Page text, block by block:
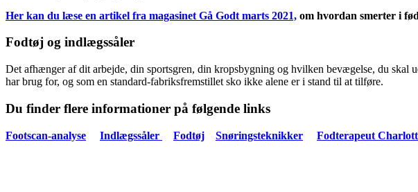
Her kan du læse en artikel fra magasinet Gå Godt marts 2021, om hvordan smerter i
Fodtøj og indlægssåler
Det afhænger af dit arbejde, din sportsgren, din kropsbygning og hvilken bevægelse, du skal
har brug for, og som en standard-fabriksfremstillet sko ikke alene er i stand til at tilføre.
Du finder flere informationer på følgende links
Footscan-analyse Indlægssåler Fodtøj Snøringsteknikker Fodterapeut